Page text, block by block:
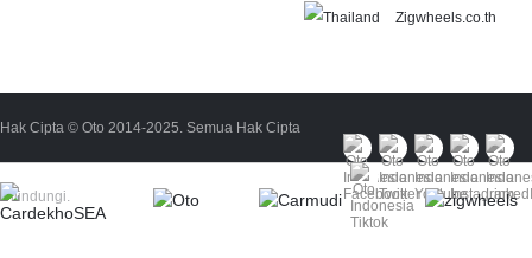
Zigwheels.co.th
Hak Cipta © Oto 2014-2025. Semua Hak Cipta
Dilindungi.